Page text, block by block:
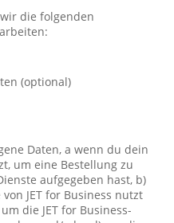
die folgenden
(optional)
Daten, a wenn du dein
um eine Bestellung zu
aufgegeben hast, b)
JET for Business nutzt
die JET for Business-